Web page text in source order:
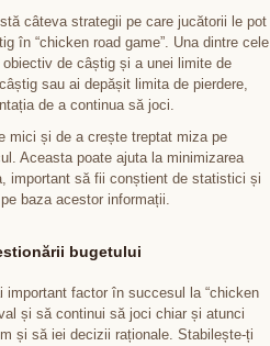
câteva strategii pe care jucătorii le pot
în “chicken road game”. Una dintre cele
de câștig și a unei limite de
sau ai depășit limita de pierdere,
de a continua să joci.
mici și de a crește treptat miza pe
Aceasta poate ajuta la minimizarea
important să fii conștient de statistici și
baza acestor informații.
bugetului
factor în succesul la “chicken
și să continui să joci chiar și atunci
și să iei decizii raționale. Stabilește-ți